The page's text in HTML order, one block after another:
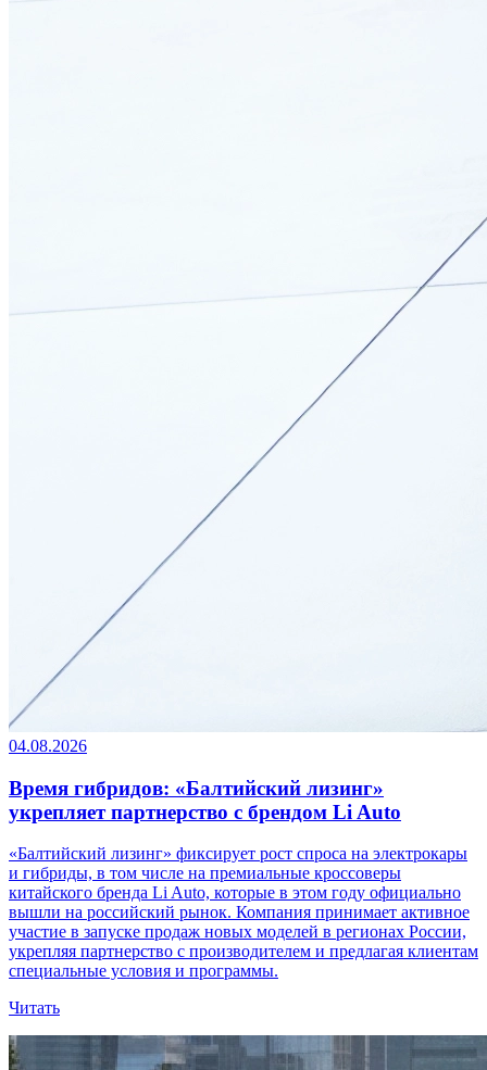
04.08.2026
Время гибридов: «Балтийский лизинг»
укрепляет партнерство с брендом Li Auto
«Балтийский лизинг» фиксирует рост спроса на электрокары
и гибриды, в том числе на премиальные кроссоверы
китайского бренда Li Auto, которые в этом году официально
вышли на российский рынок. Компания принимает активное
участие в запуске продаж новых моделей в регионах России,
укрепляя партнерство с производителем и предлагая клиентам
специальные условия и программы.
Читать